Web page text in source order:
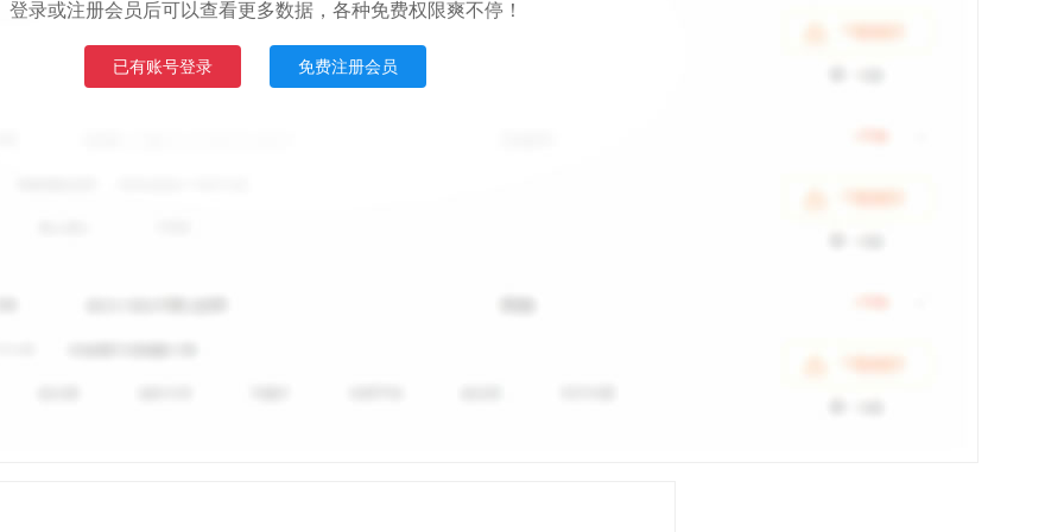
登录或注册会员后可以查看更多数据，各种免费权限爽不停！
已有账号登录 免费注册会员